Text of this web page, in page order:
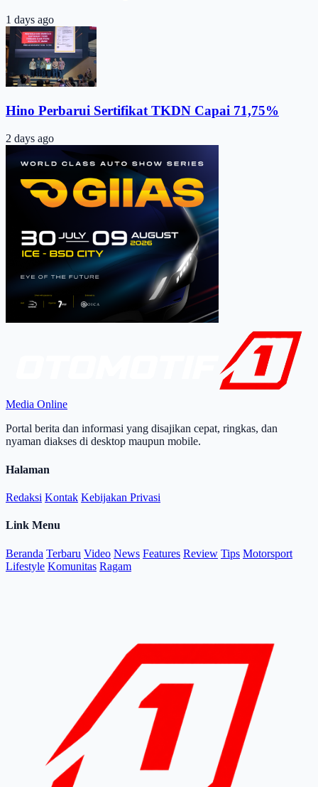
1 days ago
Hino Perbarui Sertifikat TKDN Capai 71,75%
2 days ago
Media Online
Portal berita dan informasi yang disajikan cepat, ringkas, dan
nyaman diakses di desktop maupun mobile.
Halaman
Redaksi Kontak Kebijakan Privasi
Link Menu
Beranda Terbaru Video News Features Review Tips Motorsport
Lifestyle Komunitas Ragam